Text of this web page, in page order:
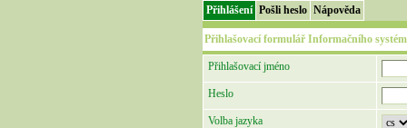
Přihlášení Pošli heslo Nápověda
Přihlašovací formulář Informačního
Přihlašovací jméno
Heslo
Volba jazyka